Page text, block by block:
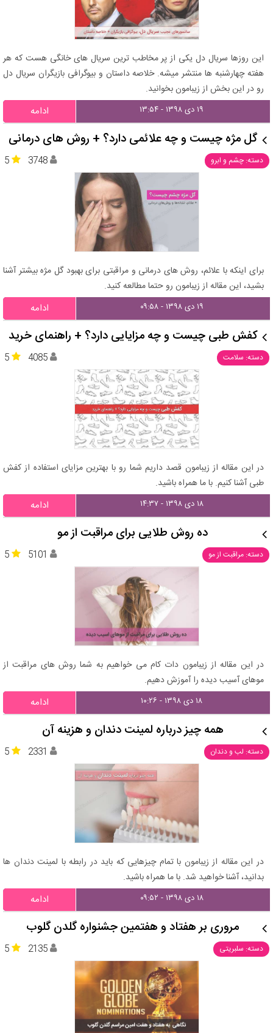
این روزها سریال دل یکی از پر مخاطب ترین سریال های خانگی هست که هر
هفته چهارشنبه ها منتشر میشه. خلاصه داستان و بیوگرافی بازیگران سریال دل
رو در این بخش از زیبامون بخوانید.
۱۹ دی ۱۳۹۸ - ۱۳:۵۴ ادامه
گل مژه چیست و چه علائمی دارد؟ + روش های درمانی
دسته: چشم و ابرو 5 3748
برای اینکه با علائم، روش های درمانی و مراقبتی برای بهبود گل مژه بیشتر آشنا
بشید، این مقاله از زیبامون رو حتما مطالعه کنید.
۱۹ دی ۱۳۹۸ - ۰۹:۵۸ ادامه
کفش طبی چیست و چه مزایایی دارد؟ + راهنمای خرید
دسته: سلامت 5 4085
در این مقاله از زیبامون قصد داریم شما رو با بهترین مزایای استفاده از کفش
طبی آشنا کنیم. با ما همراه باشید.
۱۸ دی ۱۳۹۸ - ۱۴:۳۷ ادامه
ده روش طلایی برای مراقبت از مو
دسته: مراقبت از مو 5 5101
در این مقاله از زیبامون دات کام می خواهیم به شما روش های مراقبت از
موهای آسیب دیده را آموزش دهیم.
۱۸ دی ۱۳۹۸ - ۱۰:۲۶ ادامه
همه چیز درباره لمینت دندان و هزینه آن
دسته: لب و دندان 5 2331
در این مقاله از زیبامون با تمام چیزهایی که باید در رابطه با لمینت دندان ها
بدانید، آشنا خواهید شد. با ما همراه باشید.
۱۸ دی ۱۳۹۸ - ۰۹:۵۲ ادامه
مروری بر هفتاد و هفتمین جشنواره گلدن گلوب
دسته: سلبریتی 5 2135